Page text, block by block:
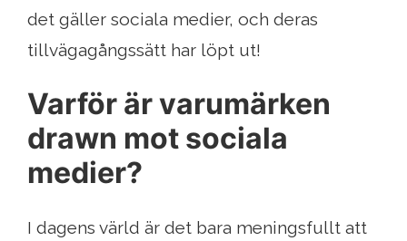
det gäller sociala medier, och deras
tillvägagångssätt har löpt ut!
Varför är varumärken
drawn mot sociala
medier?
I dagens värld är det bara meningsfullt att